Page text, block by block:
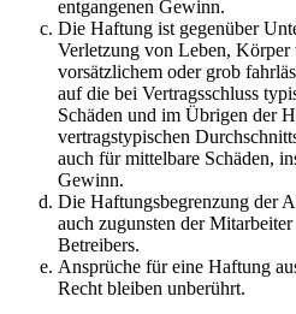
entgangenen Gewinn.
Die Haftung ist gegenüber
Verletzung von Leben, Körper
vorsätzlichem oder grob
auf die bei Vertragsschluss
Schäden und im Übrigen der
vertragstypischen
auch für mittelbare Schäden,
Gewinn.
Die Haftungsbegrenzung der
auch zugunsten der
Betreibers.
Ansprüche für eine Haftung
Recht bleiben unberührt.